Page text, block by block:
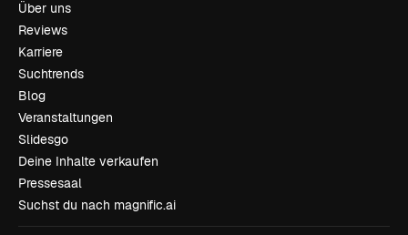
Über uns
Reviews
Karriere
Suchtrends
Blog
Veranstaltungen
Slidesgo
Deine Inhalte verkaufen
Pressesaal
Suchst du nach magnific.ai